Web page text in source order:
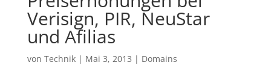
Verisign, PIR, NeuStar
und Afilias
von Technik| Mai 3, 2013 | Domains